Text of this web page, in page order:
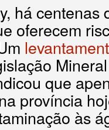
há centenas
oferecem
que
província
às